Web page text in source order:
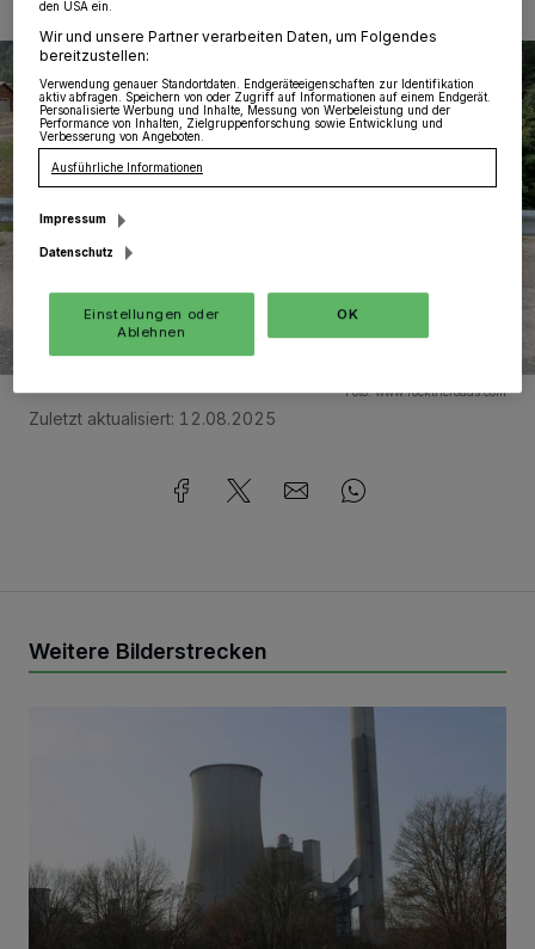
Foto:www.rocktheroads.com
Zuletzt aktualisiert: 12.08.2025
Weitere Bilderstrecken
den USA ein.
Wir und unsere Partner verarbeiten Daten, um Folgendes
bereitzustellen:
Verwendung genauer Standortdaten. Endgeräteeigenschaften zur Identifikation
aktiv abfragen. Speichern von oder Zugriff auf Informationen auf einem Endgerät.
Personalisierte Werbung und Inhalte, Messung von Werbeleistung und der
Performance von Inhalten, Zielgruppenforschung sowie Entwicklung und
Verbesserung von Angeboten.
Ausführliche Informationen
Impressum
Datenschutz
Einstellungen oder
Ablehnen
OK